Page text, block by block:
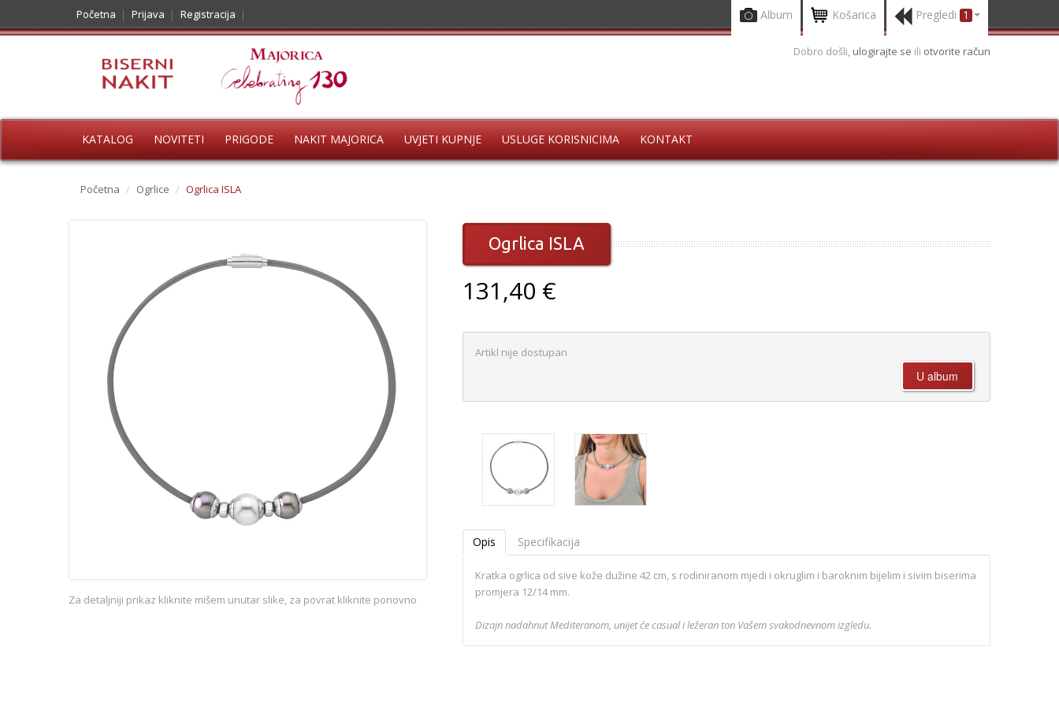
Početna Prijava Registracija Album Košarica Pregledi 1
Dobro došli, ulogirajte se ili otvorite račun
KATALOG NOVITETI PRIGODE NAKIT MAJORICA UVJETI KUPNJE USLUGE KORISNICIMA KONTAKT
Početna / Ogrlice / Ogrlica ISLA
Za detaljniji prikaz kliknite mišem unutar slike, za povrat kliknite ponovno
Ogrlica ISLA
131,40 €
Artikl nije dostupan
Opis Specifikacija
Kratka ogrlica od sive kože dužine 42 cm, s rodiniranom mjedi i okruglim i baroknim bijelim i sivim biserima
promjera 12/14 mm.
Dizajn nadahnut Mediteranom, unijet će casual i ležeran ton Vašem svakodnevnom izgledu.